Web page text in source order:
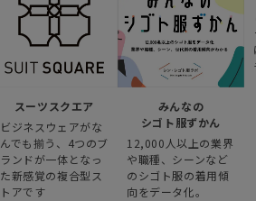
スーツスクエア
ビジネスウェアがな
んでも揃う、4つのブ
ランドが一体となっ
た新感覚の複合型ス
トアです
みんなの
シゴト服ずかん
12,000人以上の業界
や職種、シーンなど
のシゴト服の着用傾
向をデータ化。